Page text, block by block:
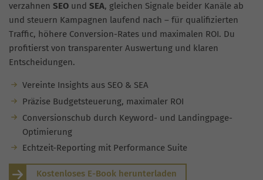
verzahnen SEO und SEA, gleichen Signale beider Kanäle ab
und steuern Kampagnen laufend nach – für qualifizierten
Traffic, höhere Conversion-Rates und maximalen ROI. Du
profitierst von transparenter Auswertung und klaren
Entscheidungen.
Vereinte Insights aus SEO & SEA
Präzise Budgetsteuerung, maximaler ROI
Conversionschub durch Keyword- und Landingpage-
Optimierung
Echtzeit-Reporting mit Performance Suite
Kostenloses E-Book herunterladen